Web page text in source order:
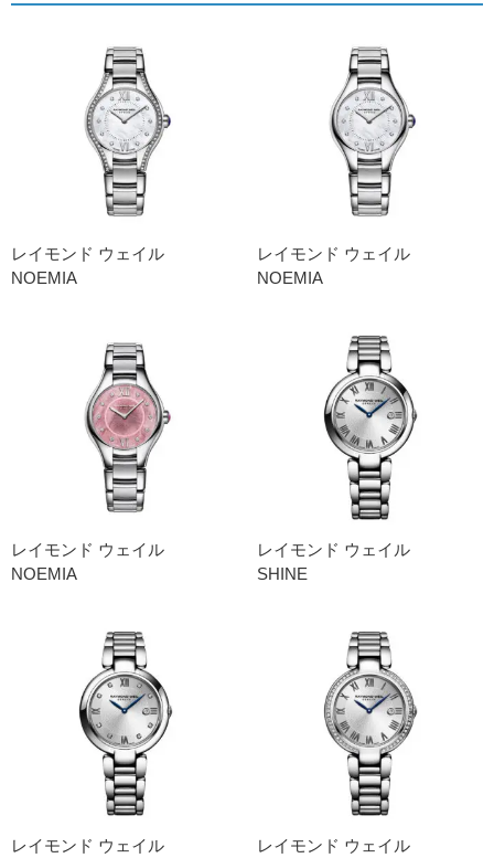
レイモンド ウェイル
NOEMIA
レイモンド ウェイル
NOEMIA
レイモンド ウェイル
NOEMIA
レイモンド ウェイル
SHINE
レイモンド ウェイル
レイモンド ウェイル